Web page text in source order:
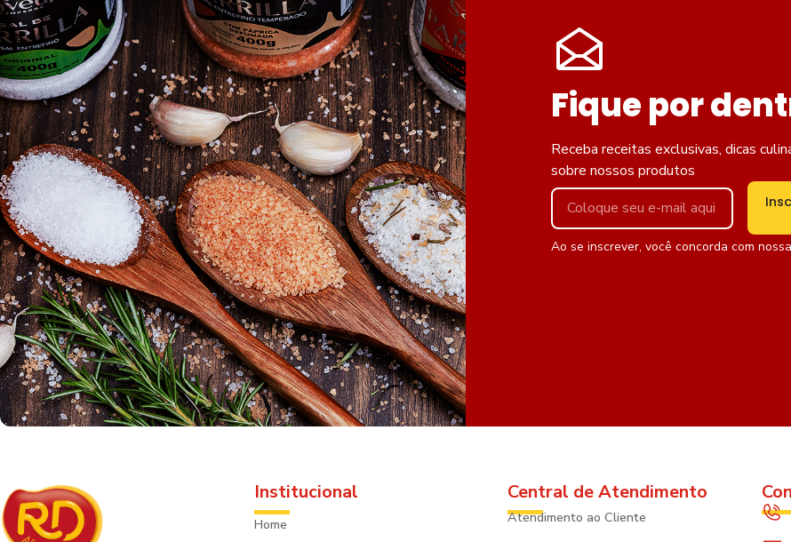
Fique por
Receba receitas exclusivas, dicas
sobre nossos produtos
Ao se inscrever, você concorda com nossa
Institucional
Home
Central de Atendimento
Atendimento ao Cliente